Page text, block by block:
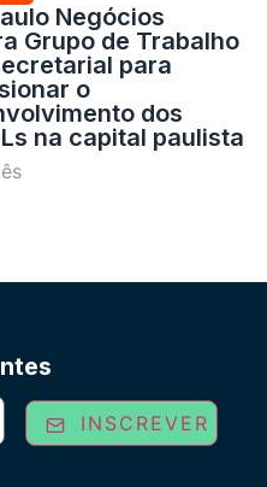
Negócios
Grupo de Trabalho
para
o
dos
na capital paulista
INSCREVER